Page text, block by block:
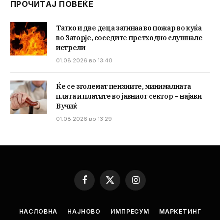
ПРОЧИТАЈ ПОВЕЌЕ
Татко и две деца загинаа во пожар во куќа
во Загорје, соседите претходно слушнале
истрели
01.08.2026 во 13:40
Ќе се зголемат пензиите, минималната
плата и платите во јавниот сектор – најави
Вучиќ
01.08.2026 во 13:29
Facebook
X
(Twitter)
Instagram
НАСЛОВНА НАЈНОВО ИМПРЕСУМ МАРКЕТИНГ